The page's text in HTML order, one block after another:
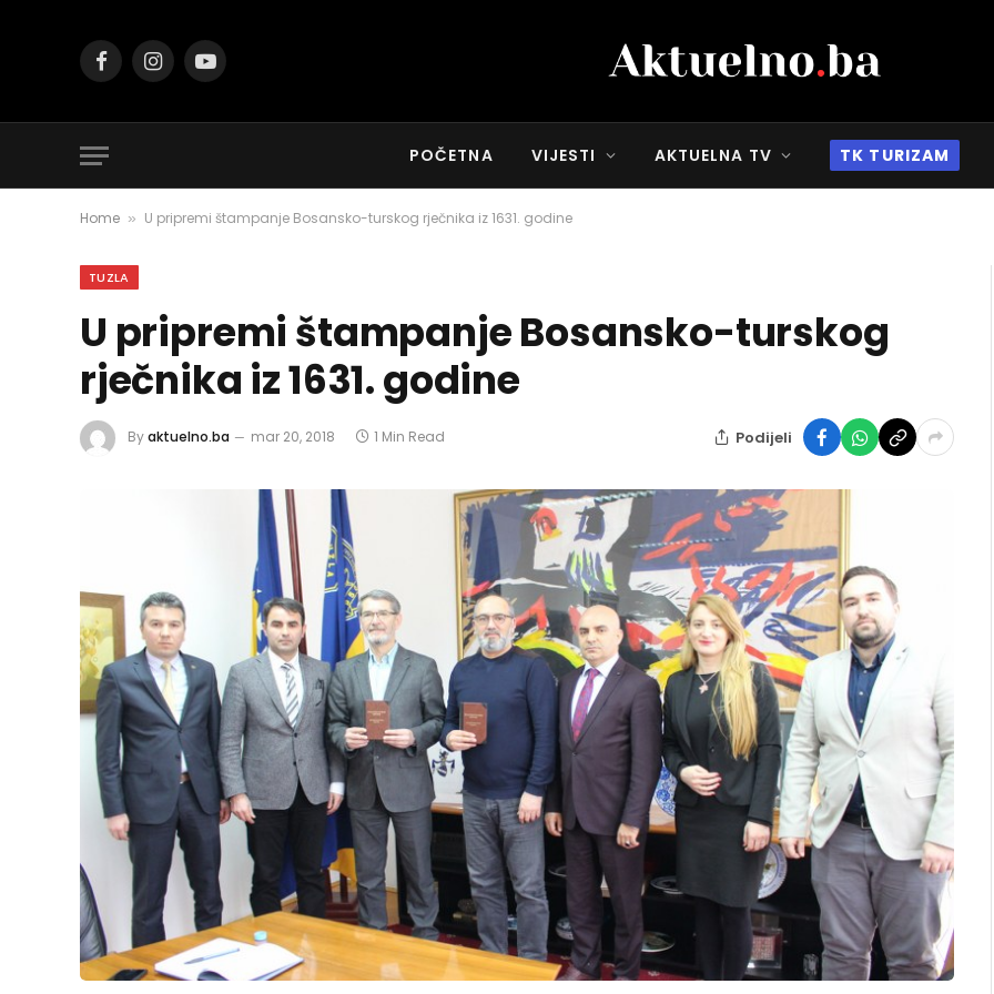
FacebookInstagramYouTube
POČETNA VIJESTI AKTUELNA TV TK TURIZAM
Home » U pripremi štampanje Bosansko-turskog rječnika iz 1631. godine
TUZLA
U pripremi štampanje Bosansko-turskog
rječnika iz 1631. godine
Byaktuelno.ba mar 20, 2018 1 Min Read Podijeli